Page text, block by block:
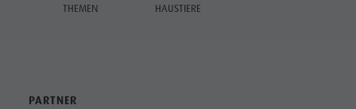
THEMEN HAUSTIERE
PARTNER